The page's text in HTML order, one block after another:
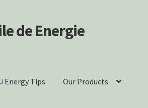
de Energie
Energy Tips Our Products